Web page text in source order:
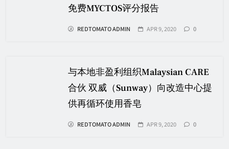
免费MYCTOS评分报告
REDTOMATO ADMIN APR 9, 2020 0
与本地非盈利组织Malaysian CARE
合伙 双威（Sunway）向改造中心提
供再循环使用香皂
REDTOMATO ADMIN APR 9, 2020 0